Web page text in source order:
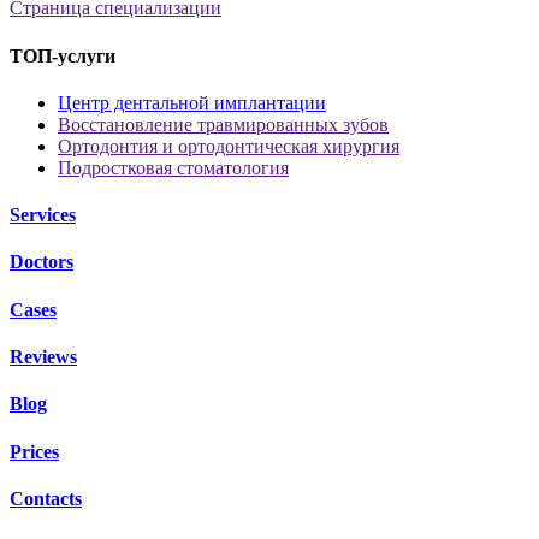
Страница специализации
ТОП-услуги
Центр дентальной имплантации
Восстановление травмированных зубов
Ортодонтия и ортодонтическая хирургия
Подростковая стоматология
Services
Doctors
Cases
Reviews
Blog
Prices
Contacts